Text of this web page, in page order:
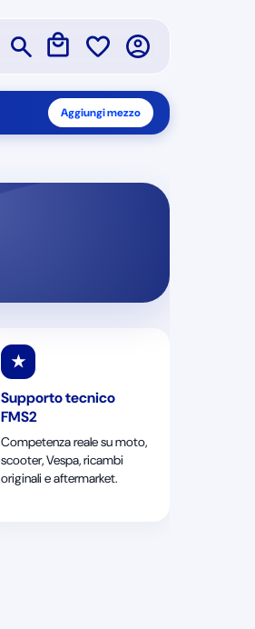
Aggiungi mezzo
★
Supporto tecnico
FMS2
Competenza reale su moto,
scooter, Vespa, ricambi
originali e aftermarket.